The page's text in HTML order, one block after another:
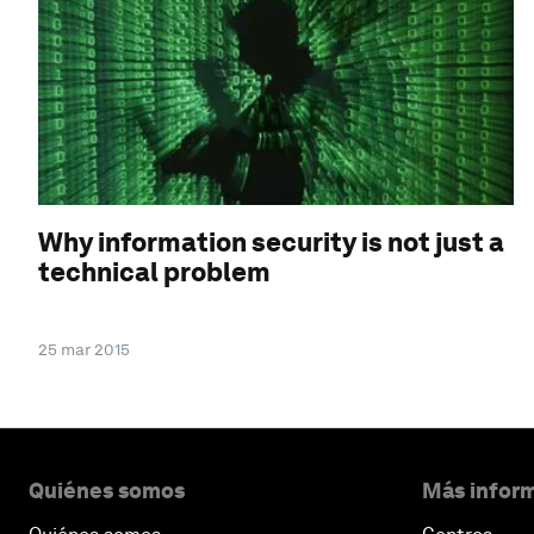
Why information security is not just a
technical problem
25 mar 2015
Quiénes somos Más